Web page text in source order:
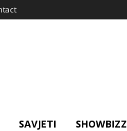
SAVJETI SHOWBIZZ